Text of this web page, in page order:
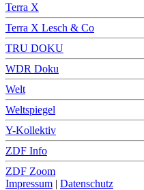
Terra X
Terra X Lesch & Co
TRU DOKU
WDR Doku
Welt
Weltspiegel
Y-Kollektiv
ZDF Info
ZDF Zoom
Impressum | Datenschutz